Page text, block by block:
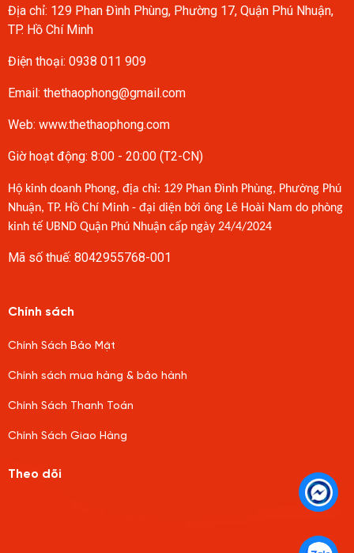
Địa chỉ: 129 Phan Đình Phùng, Phường 17, Quận Phú Nhuận,
TP. Hồ Chí Minh
Điện thoại: 0938 011 909
Email: thethaophong@gmail.com
Web: www.thethaophong.com
Giờ hoạt động: 8:00 - 20:00 (T2-CN)
Hộ kinh doanh Phong, địa chỉ: 129 Phan Đình Phùng, Phường Phú
Nhuận, TP. Hồ Chí Minh - đại diện bởi ông Lê Hoài Nam do phòng
kinh tế UBND Quận Phú Nhuận cấp ngày 24/4/2024
Mã số thuế: 8042955768-001
Chính sách
Chính Sách Bảo Mật
Chính sách mua hàng & bảo hành
Chính Sách Thanh Toán
Chính Sách Giao Hàng
Theo dõi